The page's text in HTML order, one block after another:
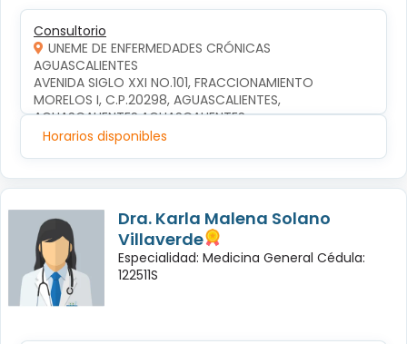
Consultorio
UNEME DE ENFERMEDADES CRÓNICAS
AGUASCALIENTES
AVENIDA SIGLO XXI NO.101, FRACCIONAMIENTO
MORELOS I, C.P.20298, AGUASCALIENTES,
AGUASCALIENTES,AGUASCALIENTES
Horarios disponibles
Dra. Karla Malena Solano
Villaverde
Especialidad: Medicina General Cédula:
122511S